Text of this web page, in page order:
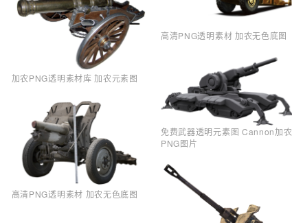
加农PNG透明素材库 加农元素图
高清PNG透明素材 加农无色底图
高清PNG透明素材 加农无色底图
免费武器透明元素图 Cannon加农
PNG图片